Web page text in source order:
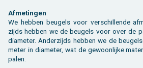
Af­me­tin­gen
We heb­ben beu­gels voor ver­schil­len­de
zijds heb­ben we de beu­gels voor over de
dia­me­ter. An­der­zijds heb­ben we de
me­ter in dia­me­ter, wat de ge­woon­lij­ke
pa­len.